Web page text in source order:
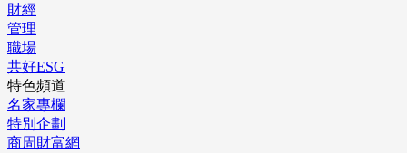
財經
管理
職場
共好ESG
特色頻道
名家專欄
特別企劃
商周財富網